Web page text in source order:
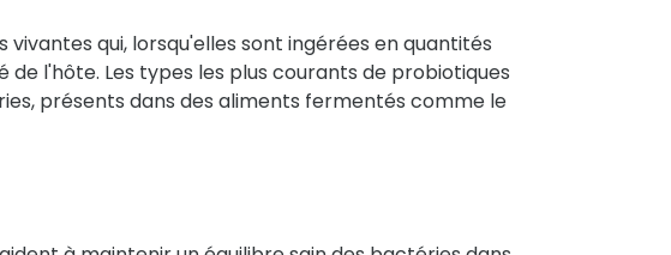
qui, lorsqu'elles sont ingérées en quantités
l'hôte. Les types les plus courants de probiotiques
présents dans des aliments fermentés comme le